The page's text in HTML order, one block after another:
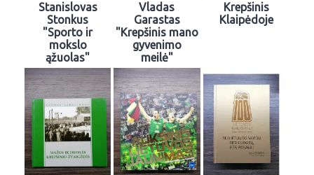
Stanislovas
Stonkus
"Sporto ir
mokslo
ąžuolas"
Vladas
Garastas
"Krepšinis mano
gyvenimo
meilė"
Krepšinis
Klaipėdoje